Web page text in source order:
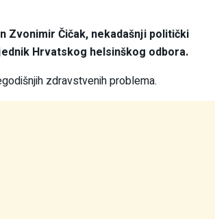
Zvonimir Čičak, nekadašnji politički
Hrvatskog helsinškog odbora.
zdravstvenih problema.